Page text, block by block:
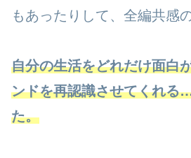
もあったりして、全編共感
自分の生活をどれだけ面白
ンドを再認識させてくれる
た。